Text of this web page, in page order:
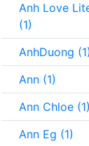
Anh Love
(1)
AnhDuong (1)
Ann (1)
Ann Chloe (1)
Ann Eg (1)